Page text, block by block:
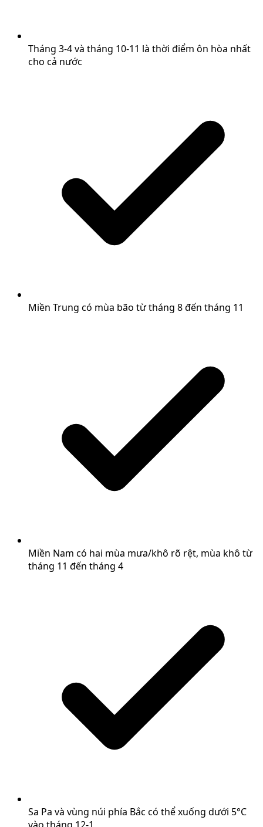
Tháng 3-4 và tháng 10-11 là thời điểm ôn hòa nhất
cho cả nước
Miền Trung có mùa bão từ tháng 8 đến tháng 11
Miền Nam có hai mùa mưa/khô rõ rệt, mùa khô từ
tháng 11 đến tháng 4
Sa Pa và vùng núi phía Bắc có thể xuống dưới 5°C